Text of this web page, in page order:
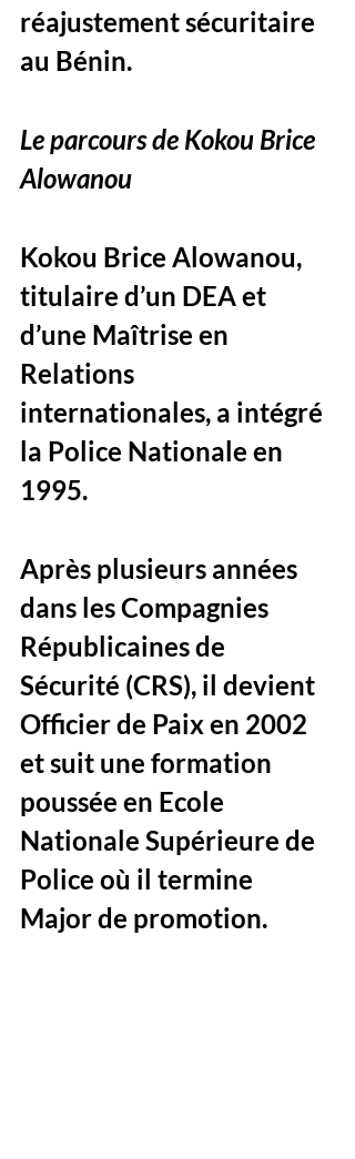
réajustement sécuritaire
au Bénin.
Le parcours de Kokou Brice
Alowanou
Kokou Brice Alowanou,
titulaire d’un DEA et
d’une Maîtrise en
Relations
internationales, a intégré
la Police Nationale en
1995.
Après plusieurs années
dans les Compagnies
Républicaines de
Sécurité (CRS), il devient
Officier de Paix en 2002
et suit une formation
poussée en Ecole
Nationale Supérieure de
Police où il termine
Major de promotion.